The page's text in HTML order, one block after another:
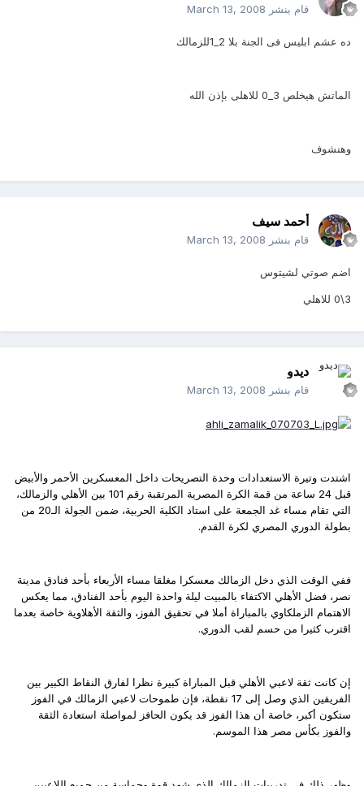
قام بنشر March 13, 2008
ده عشم ابليس فى الجنة بلا 2_1للزمالك
الماتش هيخلص 3_0 للاهلى بإذن الله
وهنشوف
أحمد سيف
قام بنشر March 13, 2008
اضم صوتي لشيتوس
3\0 للاهلي
ديدو
قام بنشر March 13, 2008
اشتدت وتيرة الاستعدادات وحدة التصريحات داخل المعسكرين الأحمر والأبيض
قبل 24 ساعة من قمة الكرة المصرية المرتقبة رقم 101 بين الأهلي والزمالك،
التي تقام مساء غد الجمعة على استاد الكلية الحربية، ضمن الجولة الـ20 من
بطولة الدوري المصري لكرة القدم.
ففي الوقت الذي دخل الزمالك معسكرا مغلقا مساء الأربعاء بأحد فنادق مدينة
نصر، فضل الأهلي الاكتفاء بالمبيت ليلة واحدة اليوم بأحد الفنادق، مما يعكس
الاهتمام الزملكاوي بالمباراة أملا في تحقيق الفوز، والثقة الأهلاوية خاصة بعدما
اقترب كثيرا من حسم لقب الدوري.
إن كانت ثقة لاعبي الأهلي قبل المباراة كبيرة نظرا لفارق النقاط الكبير بين
الفريقين الذي وصل إلى 17 نقطة، فإن طموحات لاعبي الزمالك في الفوز
ستكون أكبر، خاصة أن هذا الفوز قد يكون الحافز لمواصلة استعادة الثقة
والفوز بكأس مصر هذا الموسم.